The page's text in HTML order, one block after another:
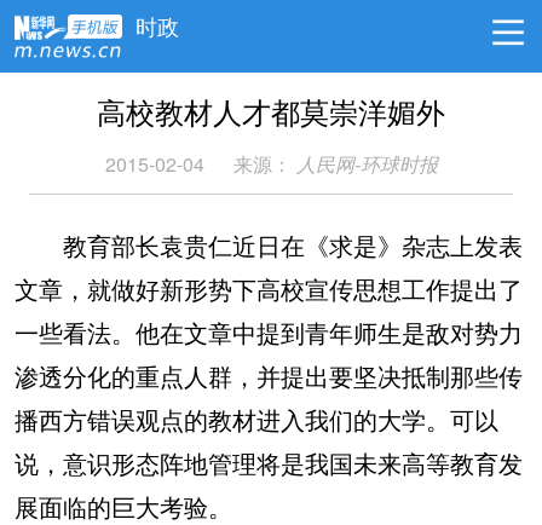
时政
高校教材人才都莫崇洋媚外
2015-02-04 来源： 人民网-环球时报
教育部长袁贵仁近日在《求是》杂志上发表
文章，就做好新形势下高校宣传思想工作提出了
一些看法。他在文章中提到青年师生是敌对势力
渗透分化的重点人群，并提出要坚决抵制那些传
播西方错误观点的教材进入我们的大学。可以
说，意识形态阵地管理将是我国未来高等教育发
展面临的巨大考验。